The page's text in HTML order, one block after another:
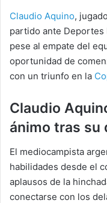
Claudio Aquino,
partido ante Deportes
pese al empate del
oportunidad de
con un triunfo en la
Claudio
ánimo tras su
El mediocampista
habilidades desde el
aplausos de la
conectarse con los